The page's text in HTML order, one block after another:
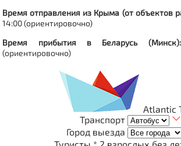
Время отправления из Крыма (от объектов
14:00 (ориентировочно)
Время прибытия в Беларусь
(ориентировочно)
Atlantic
Транспорт
Город выезда
Туристы * 2 взрослых без